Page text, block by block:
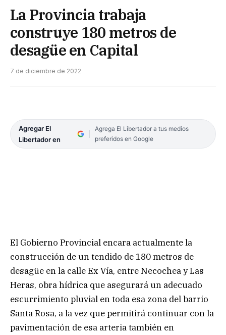
La Provincia trabaja
construye 180 metros de
desagüe en Capital
7 de diciembre de 2022
Agregar El
Libertador en
Agrega El Libertador a tus medios
preferidos en Google
El Gobierno Provincial encara actualmente la
construcción de un tendido de 180 metros de
desagüe en la calle Ex Vía, entre Necochea y Las
Heras, obra hídrica que asegurará un adecuado
escurrimiento pluvial en toda esa zona del barrio
Santa Rosa, a la vez que permitirá continuar con la
pavimentación de esa arteria también en